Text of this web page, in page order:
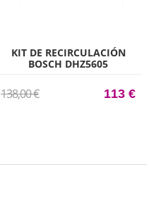
KIT DE RECIRCULACIÓN
BOSCH DHZ5605
138,00 € 113 €